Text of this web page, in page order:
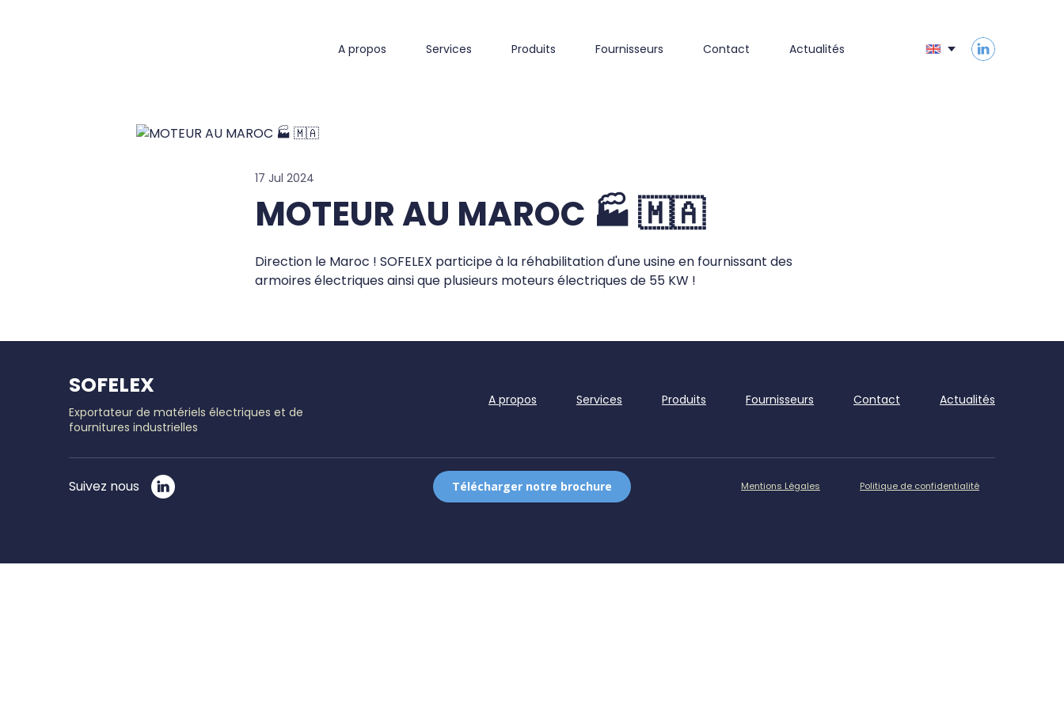
A propos Services Produits Fournisseurs Contact Actualités
17 Jul 2024
MOTEUR AU MAROC 🏭 🇲🇦
Direction le Maroc ! SOFELEX participe à la réhabilitation d'une usine en fournissant des
armoires électriques ainsi que plusieurs moteurs électriques de 55 KW !
SOFELEX
Exportateur de matériels électriques et de
fournitures industrielles
A propos Services Produits Fournisseurs Contact Actualités
Suivez nous Télécharger notre brochure Mentions Légales Politique de confidentialité